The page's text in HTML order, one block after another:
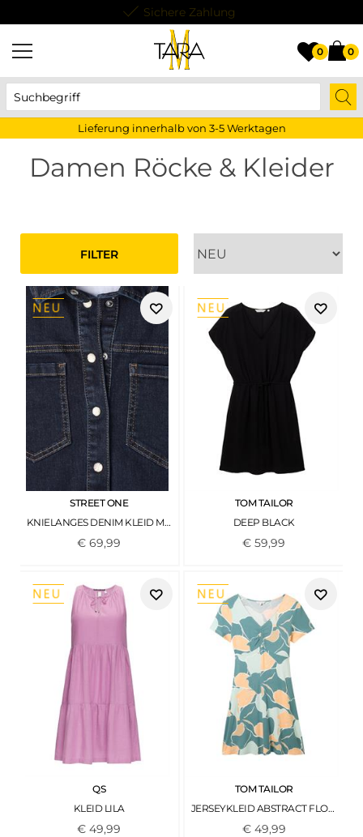
Lieferung innerhalb von 3-5 Werktagen
0 0
Lieferung innerhalb von 3-5 Werktagen
Damen Röcke & Kleider
FILTER
STREET ONE
KNIELANGES DENIM KLEID MIT 3/4-ARM RINSE SOFT WASHED
€69,99
TOM TAILOR
DEEP BLACK
€59,99
QS
KLEID LILA
€49,99
TOM TAILOR
JERSEYKLEID ABSTRACT FLOWER PRINT
€ 49,99